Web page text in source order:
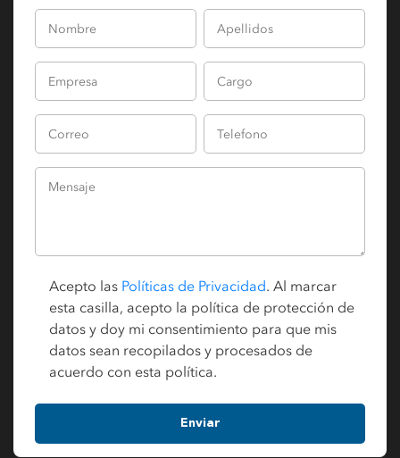
Acepto las Políticas de Privacidad. Al marcar
esta casilla, acepto la política de protección de
datos y doy mi consentimiento para que mis
datos sean recopilados y procesados de
acuerdo con esta política.